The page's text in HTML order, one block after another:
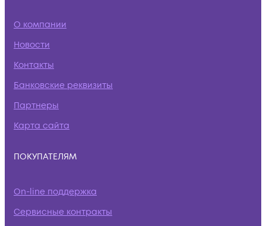
О компании
Новости
Контакты
Банковские реквизиты
Партнеры
Карта сайта
ПОКУПАТЕЛЯМ
On-line поддержка
Сервисные контракты